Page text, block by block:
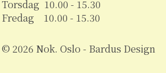
Torsdag 10.00 - 15.30
Fredag 10.00 - 15.30
© 2026 Nok. Oslo - Bardus Design